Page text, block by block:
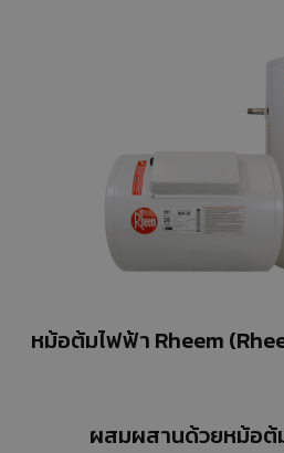
หม้อต้มไฟฟ้า Rheem
ผสมผสานด้วยหม้อต้